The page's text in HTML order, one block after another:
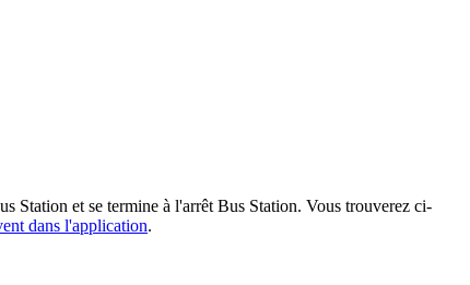
Station et se termine à l'arrêt Bus Station. Vous trouverez ci-
dans l'application.